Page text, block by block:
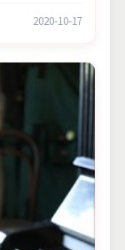
2020-10-17